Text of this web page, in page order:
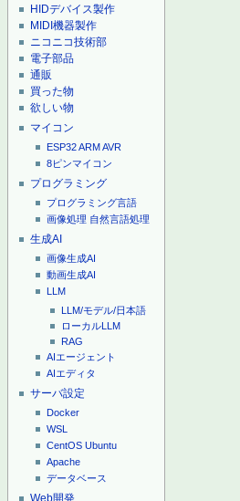
HIDデバイス製作
MIDI機器製作
ニコニコ技術部
電子部品
通販
買った物
欲しい物
マイコン
ESP32ARMAVR
8ピンマイコン
プログラミング
プログラミング言語
画像処理 自然言語処理
生成AI
画像生成AI
動画生成AI
LLM
LLM/モデル/日本語
ローカルLLM
RAG
AIエージェント
AIエディタ
サーバ設定
Docker
WSL
CentOS Ubuntu
Apache
データベース
Web開発